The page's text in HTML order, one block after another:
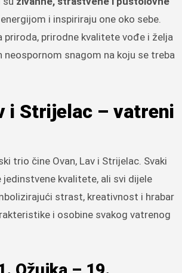
i inspiriraju one oko sebe.
priroda, prirodne kvalitete vođe i želja
neospornom snagom na koju se treba
i Strijelac – vatreni
trio čine Ovan, Lav i Strijelac. Svaki
jedinstvene kvalitete, ali svi dijele
strast, kreativnost i hrabar
i osobine svakog vatrenog